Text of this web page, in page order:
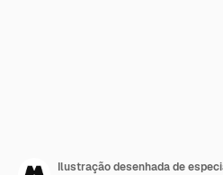
Ilustração desenhada de